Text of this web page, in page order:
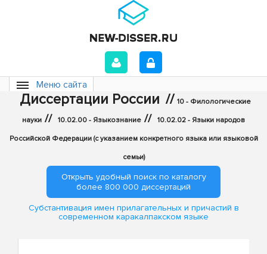
Меню сайта
Диссертации России // 10 - Филологические
науки // 10.02.00 - Языкознание // 10.02.02 - Языки народов
Российской Федерации (с указанием конкретного языка или языковой
семьи)
Открыть удобный поиск по каталогу
более 800 000 диссертаций
Субстантивация имен прилагательных и причастий в
современном каракалпакском языке